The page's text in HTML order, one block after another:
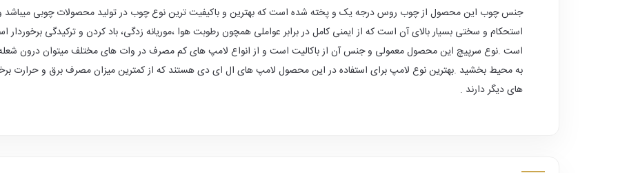
جنس چوب این محصول از چوب روس درجه یک و پخته شده است که بهترین و باکیفیت ترین نوع چوب در تولید محصولات چوبی
است .نوع سرپیچ این محصول معمولی و جنس آن از باکالیت است و از انواع لامپ های کم مصرف در وات های مختلف میتوان درون
به محیط بخشید .بهترین نوع لامپ برای استفاده در این محصول لامپ های ال ای دی هستند که از کمترین میزان مصرف برق و حرارت
های دیگر دارند .